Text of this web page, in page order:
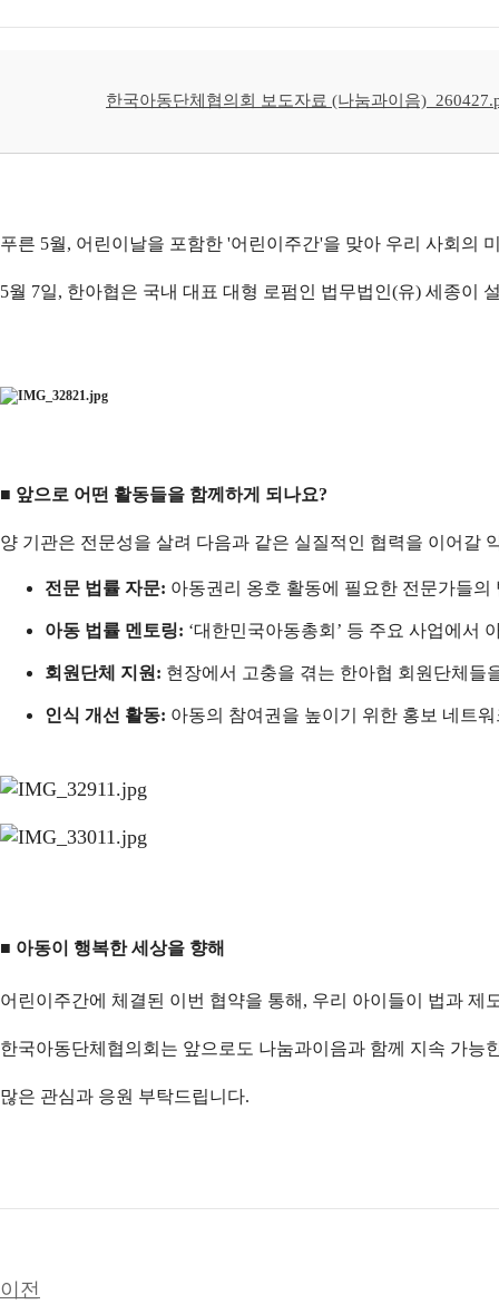
한국아동단체협의회 보도자료 (나눔과이음
푸른 5월, 어린이날을 포함한 '어린이주간'을 맞아 우리 사회의
5월 7일, 한아협은 국내 대표 대형 로펌인 법무법인(유) 세종이
■ 앞으로 어떤 활동들을 함께하게 되나요?
양 기관은 전문성을 살려 다음과 같은 실질적인 협력을 이어갈
전문 법률 자문: 아동권리 옹호 활동에 필요한 전문가들의
아동 법률 멘토링: ‘대한민국아동총회’ 등 주요 사업에서
회원단체 지원: 현장에서 고충을 겪는 한아협 회원단체들
인식 개선 활동: 아동의 참여권을 높이기 위한 홍보 네트워
■ 아동이 행복한 세상을 향해
어린이주간에 체결된 이번 협약을 통해, 우리 아이들이 법과
한국아동단체협의회는 앞으로도 나눔과이음과 함께 지속 가
많은 관심과 응원 부탁드립니다.
이전